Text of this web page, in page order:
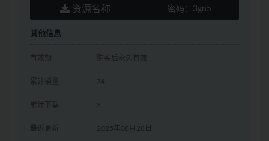
资源名称 密码： 3gn5
其他信息
有效期 购买后永久有效
累计销量 74
累计下载 3
最近更新 2025年08月28日